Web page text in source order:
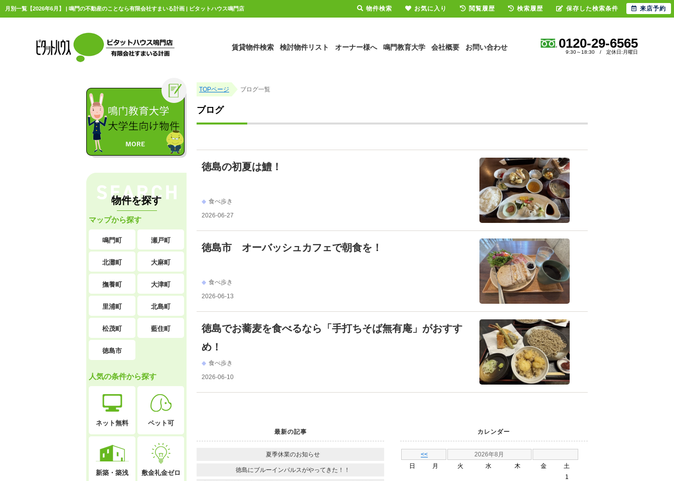
月別一覧【2026年6月】 | 鳴門の不動産のことなら有限会社すまいる計画 | ピタットハウス鳴門店
賃貸物件検索 検討物件リスト オーナー様へ 鳴門教育大学 会社概要 お問い合わせ 0120-29-6565
9:30～18:30 / 定休日:月曜日
TOPページ ブログ一覧
ブログ
徳島の初夏は鱧！
食べ歩き
2026-06-27
徳島市 オーバッシュカフェで朝食を！
食べ歩き
2026-06-13
徳島でお蕎麦を食べるなら「手打ちそば無有庵」がおすす
め！
食べ歩き
2026-06-10
最新の記事
夏季休業のお知らせ
徳島にブルーインパルスがやってきた！！
カレンダー
<<
2026年8月
日
月 火 水 木 金
土
1
物件を探す
マップから探す
鳴門町 瀬戸町
北灘町 大麻町
撫養町 大津町
里浦町 北島町
松茂町 藍住町
徳島市
人気の条件から探す
ネット無料 ペット可
新築・築浅 敷金礼金ゼロ
物件検索 お気に入り 閲覧履歴 検索履歴 保存した検索条件 来店予約